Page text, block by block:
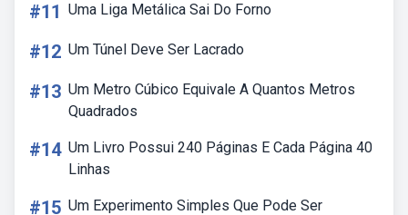
#11 Uma Liga Metálica Sai Do Forno
#12 Um Túnel Deve Ser Lacrado
#13 Um Metro Cúbico Equivale A Quantos Metros
Quadrados
#14 Um Livro Possui 240 Páginas E Cada Página 40
Linhas
#15 Um Experimento Simples Que Pode Ser